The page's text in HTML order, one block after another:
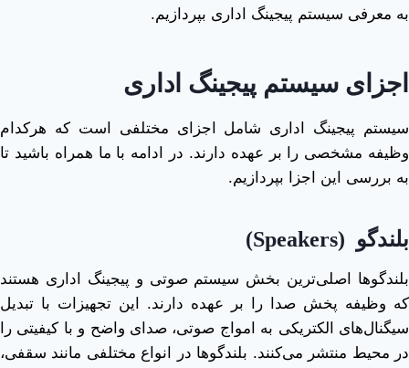
به معرفی سیستم پیجینگ اداری بپردازیم.
اجزای سیستم پیجینگ اداری
سیستم پیجینگ اداری شامل اجزای مختلفی است که هرکدام
وظیفه مشخصی را بر عهده دارند. در ادامه با ما همراه باشید تا
به بررسی این اجزا بپردازیم.
بلندگو (Speakers)
بلندگوها اصلی‌ترین بخش سیستم صوتی و پیجینگ اداری هستند
که وظیفه پخش صدا را بر عهده دارند. این تجهیزات با تبدیل
سیگنال‌های الکتریکی به امواج صوتی، صدای واضح و با کیفیتی را
در محیط منتشر می‌کنند. بلندگوها در انواع مختلفی مانند سقفی،